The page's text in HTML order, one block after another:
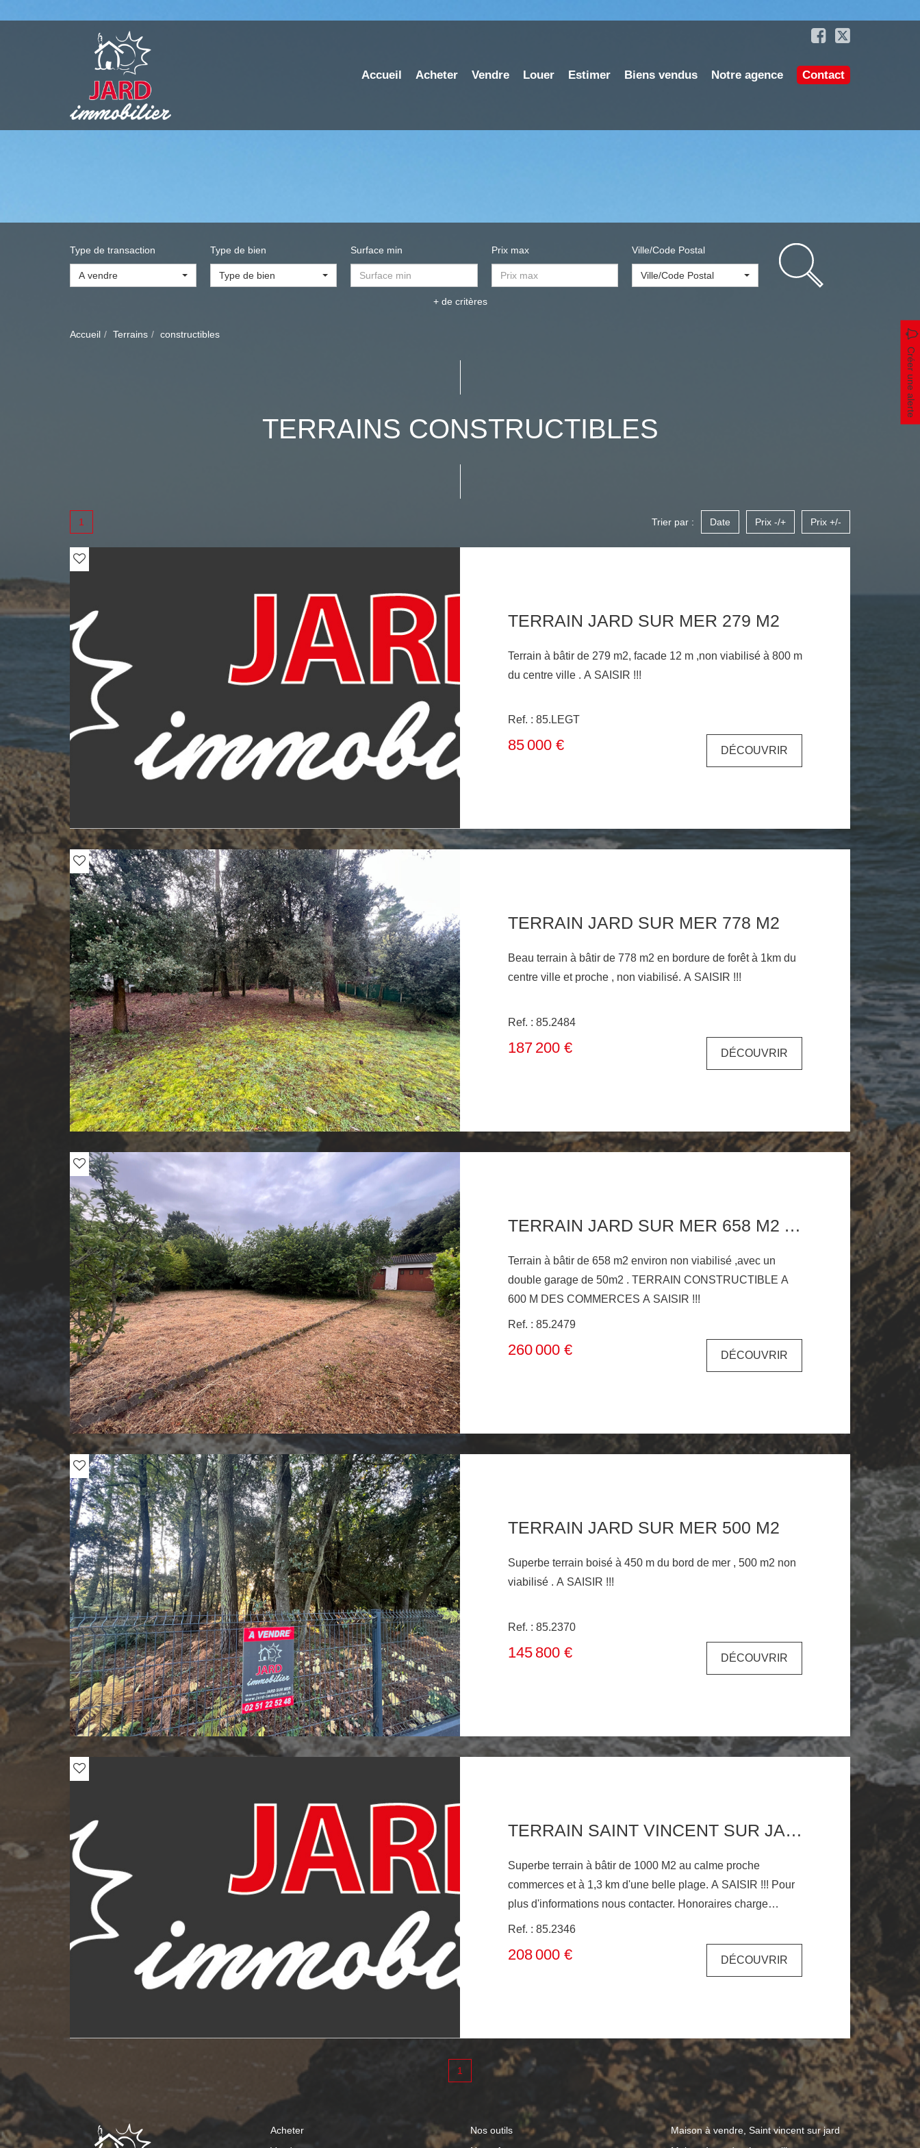
Accueil Acheter Vendre Louer Estimer Biens vendus Notre agence Contact
Type de transaction
A vendre
Type de bien
Type de bien
Surface min Prix max Ville/Code Postal
Ville/Code Postal
+ de critères
Accueil Terrains constructibles
TERRAINS CONSTRUCTIBLES
Créer une alerte
1 Trier par : Date Prix -/+ Prix +/-
TERRAIN JARD SUR MER 279 M2
Terrain à bâtir de 279 m2, facade 12 m ,non viabilisé à 800 m
du centre ville . A SAISIR !!!
Ref. : 85.LEGT
85 000 € DÉCOUVRIR
TERRAIN JARD SUR MER 778 M2
Beau terrain à bâtir de 778 m2 en bordure de forêt à 1km du
centre ville et proche , non viabilisé. A SAISIR !!!
Ref. : 85.2484
187 200 € DÉCOUVRIR
TERRAIN JARD SUR MER 658 M2 AVEC 50M2 DE GARAGE
Terrain à bâtir de 658 m2 environ non viabilisé ,avec un
double garage de 50m2 . TERRAIN CONSTRUCTIBLE A
600 M DES COMMERCES A SAISIR !!!
Ref. : 85.2479
260 000 € DÉCOUVRIR
TERRAIN JARD SUR MER 500 M2
Superbe terrain boisé à 450 m du bord de mer , 500 m2 non
viabilisé . A SAISIR !!!
Ref. : 85.2370
145 800 € DÉCOUVRIR
TERRAIN SAINT VINCENT SUR JARD 1000 M2
Superbe terrain à bâtir de 1000 M2 au calme proche
commerces et à 1,3 km d'une belle plage. A SAISIR !!! Pour
plus d'informations nous contacter. Honoraires charge
vendeur.
Ref. : 85.2346
208 000 € DÉCOUVRIR
1
Acheter
Nos outils
Maison à vendre, Saint vincent sur jard